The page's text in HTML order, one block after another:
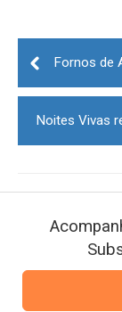
Post
navigation